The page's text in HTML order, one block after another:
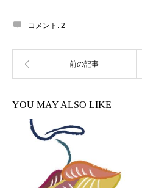
コメント: 2
YOU MAY ALSO LIKE